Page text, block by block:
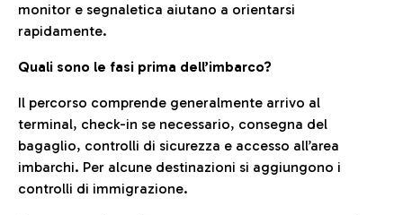
monitor e segnaletica aiutano a orientarsi
rapidamente.
Quali sono le fasi prima dell’imbarco?
Il percorso comprende generalmente arrivo al
terminal, check-in se necessario, consegna del
bagaglio, controlli di sicurezza e accesso all’area
imbarchi. Per alcune destinazioni si aggiungono i
controlli di immigrazione.